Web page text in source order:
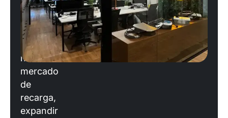
você
está
planejando
entrar
no
mercado
de
recarga,
expandir